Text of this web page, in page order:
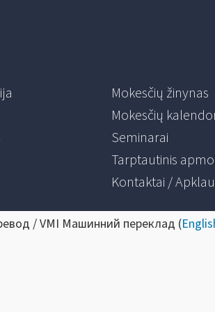
Mokesčių žinynas
Mokesčių
Seminarai
Tarptautinis
Kontaktai /
/ VMI Машинний переклад (